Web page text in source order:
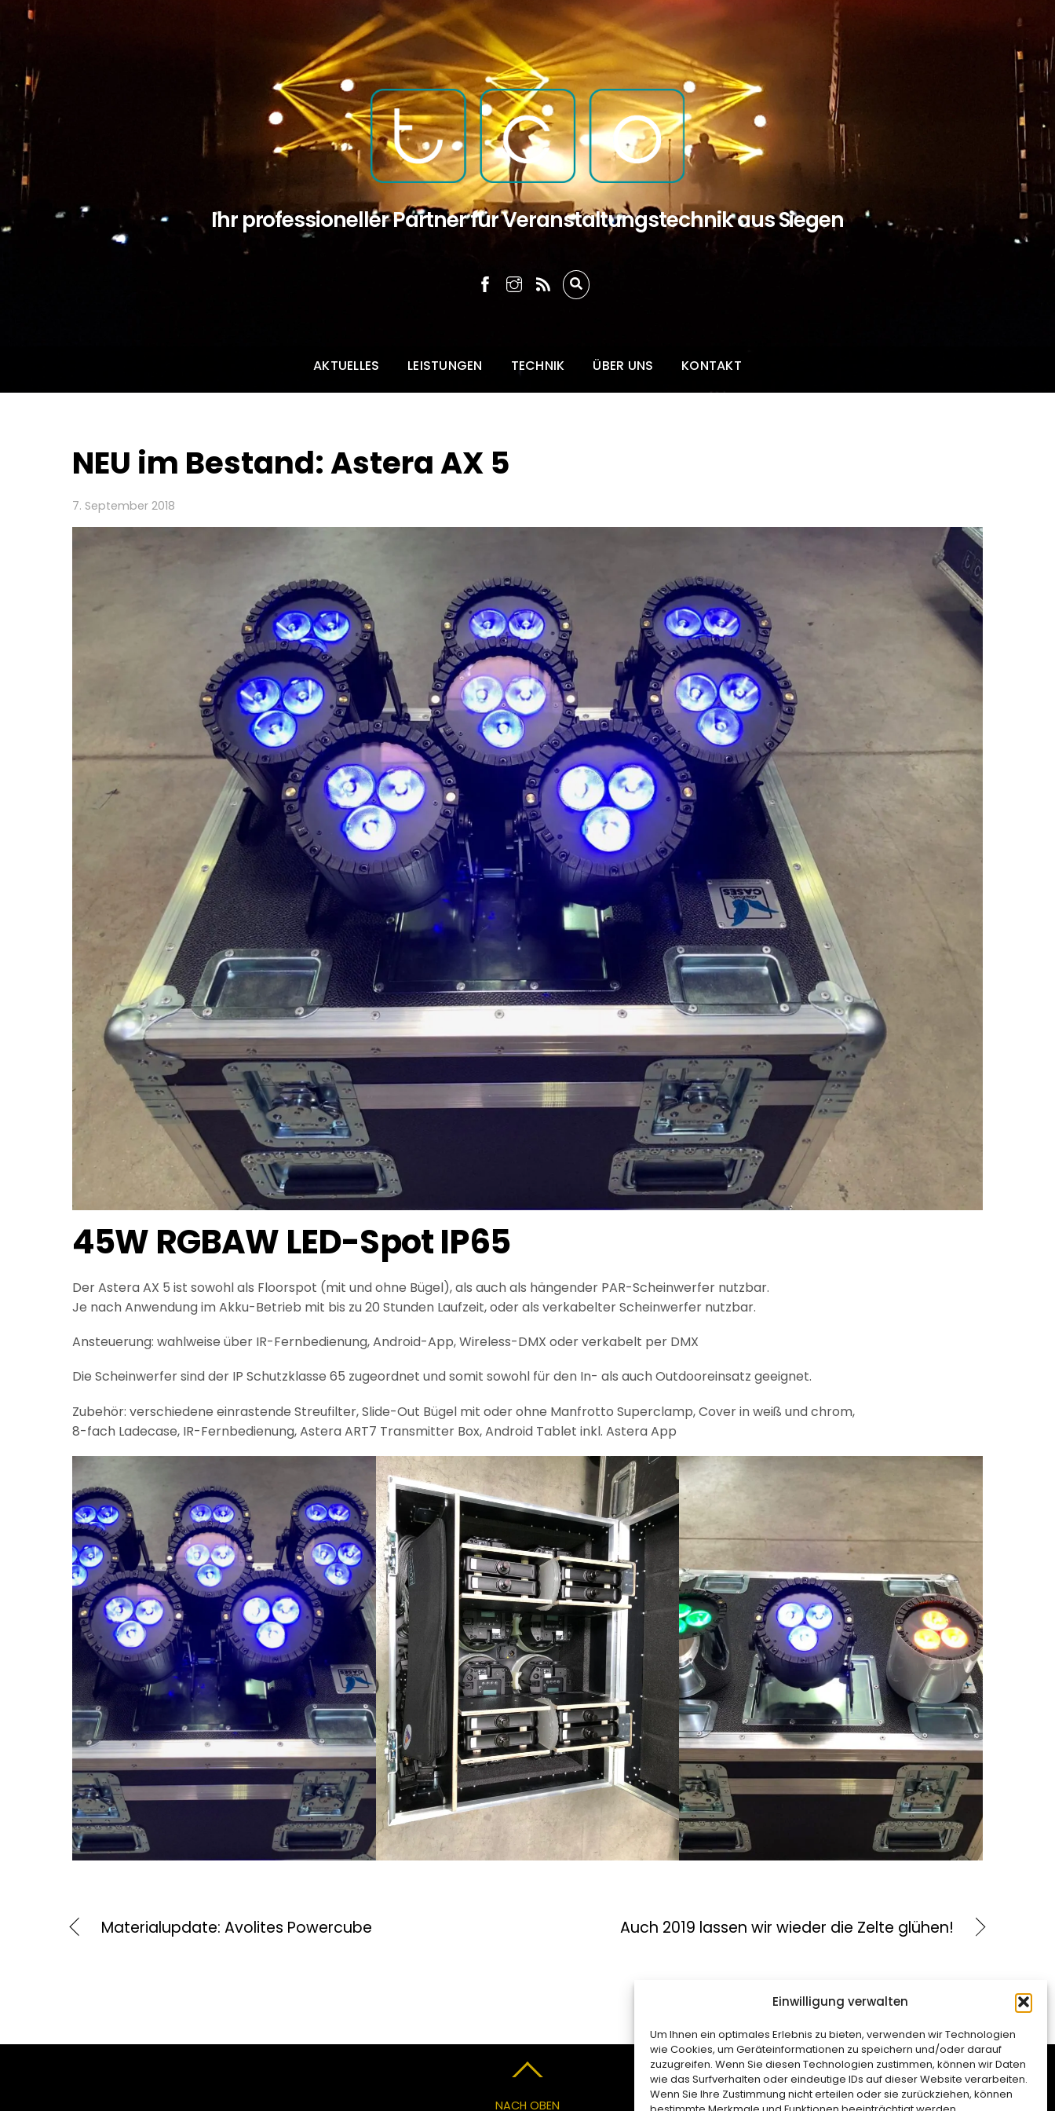
Einwilligung verwalten
Um Ihnen ein optimales Erlebnis zu bieten, verwenden wir Technologien
wie Cookies, um Geräteinformationen zu speichern und/oder darauf
zuzugreifen. Wenn Sie diesen Technologien zustimmen, können wir Daten
wie das Surfverhalten oder eindeutige IDs auf dieser Website verarbeiten.
Wenn Sie Ihre Zustimmung nicht erteilen oder sie zurückziehen, können
Ihr professioneller Partner für Veranstaltungstechnik aus Siegen
RSS
AKTUELLES LEISTUNGEN TECHNIK ÜBER UNS KONTAKT
NEU im Bestand: Astera AX 5
7. September 2018
45W RGBAW LED-Spot IP65
Der Astera AX 5 ist sowohl als Floorspot (mit und ohne Bügel), als auch als hängender PAR-Scheinwerfer nutzbar.
Je nach Anwendung im Akku-Betrieb mit bis zu 20 Stunden Laufzeit, oder als verkabelter Scheinwerfer nutzbar.
Ansteuerung: wahlweise über IR-Fernbedienung, Android-App, Wireless-DMX oder verkabelt per DMX
Die Scheinwerfer sind der IP Schutzklasse 65 zugeordnet und somit sowohl für den In- als auch Outdooreinsatz geeignet.
Zubehör: verschiedene einrastende Streufilter, Slide-Out Bügel mit oder ohne Manfrotto Superclamp, Cover in weiß und chrom,
8-fach Ladecase, IR-Fernbedienung, Astera ART7 Transmitter Box, Android Tablet inkl. Astera App
Materialupdate: Avolites Powercube Auch 2019 lassen wir wieder die Zelte glühen!
NACH OBEN